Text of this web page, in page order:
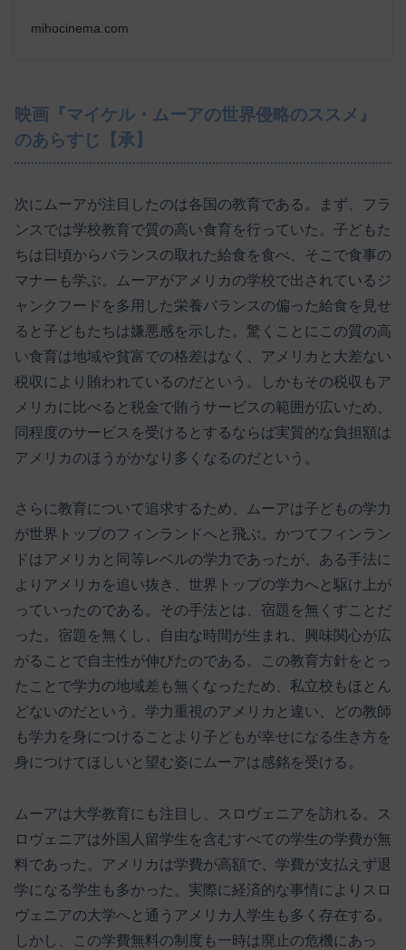
mihocinema.com
映画『マイケル・ムーアの世界侵略のススメ』
のあらすじ【承】
次にムーアが注目したのは各国の教育である。まず、フラ
ンスでは学校教育で質の高い食育を行っていた。子どもた
ちは日頃からバランスの取れた給食を食べ、そこで食事の
マナーも学ぶ。ムーアがアメリカの学校で出されているジ
ャンクフードを多用した栄養バランスの偏った給食を見せ
ると子どもたちは嫌悪感を示した。驚くことにこの質の高
い食育は地域や貧富での格差はなく、アメリカと大差ない
税収により賄われているのだという。しかもその税収もア
メリカに比べると税金で賄うサービスの範囲が広いため、
同程度のサービスを受けるとするならば実質的な負担額は
アメリカのほうがかなり多くなるのだという。
さらに教育について追求するため、ムーアは子どもの学力
が世界トップのフィンランドへと飛ぶ。かつてフィンラン
ドはアメリカと同等レベルの学力であったが、ある手法に
よりアメリカを追い抜き、世界トップの学力へと駆け上が
っていったのである。その手法とは、宿題を無くすことだ
った。宿題を無くし、自由な時間が生まれ、興味関心が広
がることで自主性が伸びたのである。この教育方針をとっ
たことで学力の地域差も無くなったため、私立校もほとん
どないのだという。学力重視のアメリカと違い、どの教師
も学力を身につけることより子どもが幸せになる生き方を
身につけてほしいと望む姿にムーアは感銘を受ける。
ムーアは大学教育にも注目し、スロヴェニアを訪れる。ス
ロヴェニアは外国人留学生を含むすべての学生の学費が無
料であった。アメリカは学費が高額で、学費が支払えず退
学になる学生も多かった。実際に経済的な事情によりスロ
ヴェニアの大学へと通うアメリカ人学生も多く存在する。
しかし、この学費無料の制度も一時は廃止の危機にあっ